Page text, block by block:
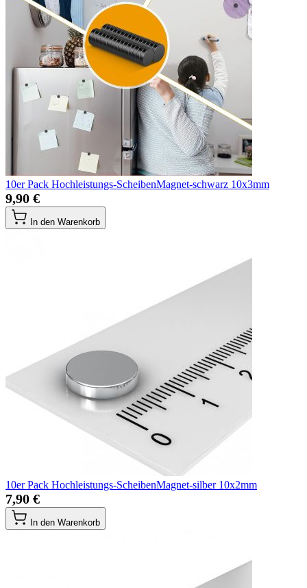
10er Pack Hochleistungs-ScheibenMagnet-schwarz 10x3mm
9,90 €
In den Warenkorb
10er Pack Hochleistungs-ScheibenMagnet-silber 10x2mm
7,90 €
In den Warenkorb